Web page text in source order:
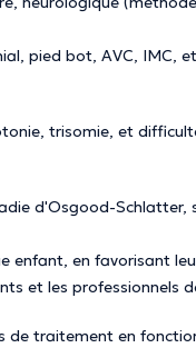
pied bot, AVC, IMC,
trisomie, et
d'Osgood-Schlatter,
enfant, en favorisant
et les professionnels
de traitement en